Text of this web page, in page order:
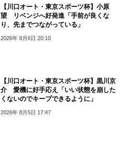
【川口オート・東京スポーツ杯】小原
望 リベンジへ好発進「手前が良くな
り、先までつながっている」
2026年 8月6日 20:10
【川口オート・東京スポーツ杯】黒川京
介 愛機に好手応え「いい状態を崩した
くないのでキープできるように」
2026年 8月5日 17:47